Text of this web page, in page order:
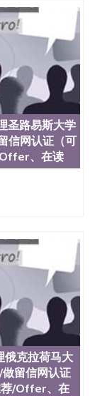
Jose State
Jose State
Jose State
Jose State
Jose State
State
Jose State
Jose
（San
历证书
毕业找人做
央昆士兰大
做文凭/购
读书未毕
凭学历办
』办
留信网认
荐/Offer、
料/制作，
制造假国
圣路易斯大学
信网认证（可
、在读
克拉荷马大
留信网认证
荐/Offer、在